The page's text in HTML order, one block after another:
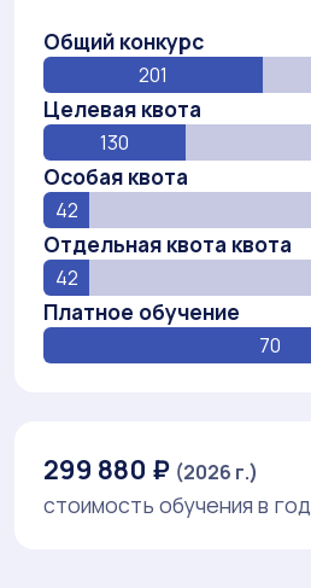
Общий конкурс
201
Целевая квота
130
Особая квота
42
Отдельная квота квота
42
Платное обучение
70
299 880 ₽ (2026 г.)
стоимость обучения в год